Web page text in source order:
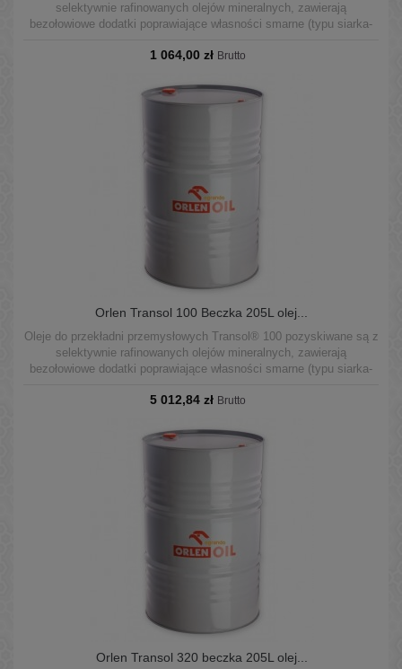
selektywnie rafinowanych olejów mineralnych, zawierają
bezołowiowe dodatki poprawiające własności smarne (typu siarka-
podwyższającym odporność na utlenianie, przeciwpiennym,
1 064,00 zł Brutto
Orlen Transol 100 Beczka 205L olej...
Oleje do przekładni przemysłowych Transol® 100 pozyskiwane są z
selektywnie rafinowanych olejów mineralnych, zawierają
bezołowiowe dodatki poprawiające własności smarne (typu siarka-
podwyższającym odporność na utlenianie, przeciwpiennym,
5 012,84 zł Brutto
Orlen Transol 320 beczka 205L olej...